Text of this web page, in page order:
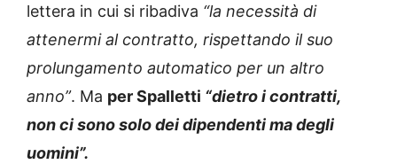
lettera in cui si ribadiva “la necessità di
attenermi al contratto, rispettando il suo
prolungamento automatico per un altro
anno”. Ma per Spalletti “dietro i contratti,
non ci sono solo dei dipendenti ma degli
uomini”.